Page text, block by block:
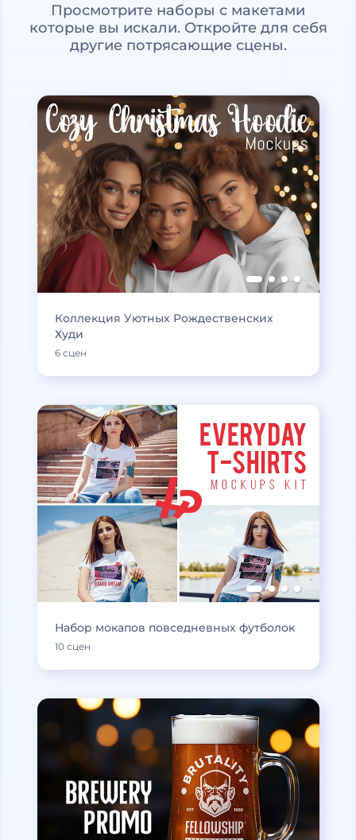
Просмотрите наборы с макетами
которые вы искали. Откройте для себя
другие потрясающие сцены.
Коллекция Уютных Рождественских
Худи
6 сцен
Набор мокапов повседневных футболок
10 сцен